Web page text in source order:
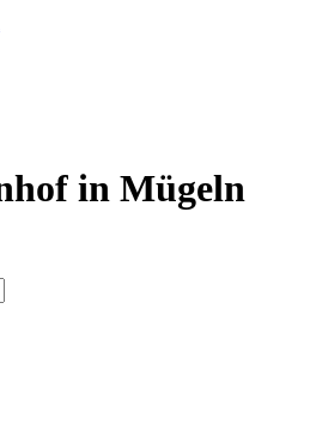
in Mügeln